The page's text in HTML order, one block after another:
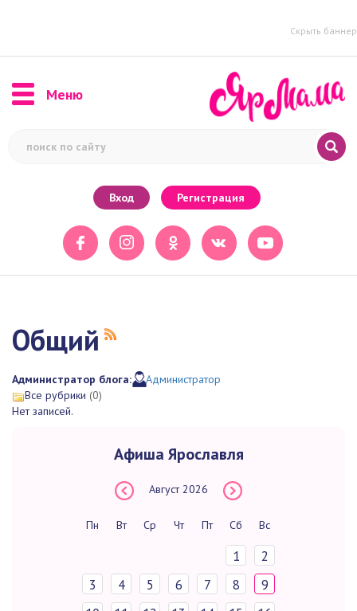
Скрыть баннер
Меню
Вход Регистрация
Общий
Администратор блога:
Администратор
Все рубрики (0)
Нет записей.
Афиша Ярославля
Август 2026
Пн Вт Ср Чт Пт Сб Вс
1
2
3
4 5 6 7 8
9